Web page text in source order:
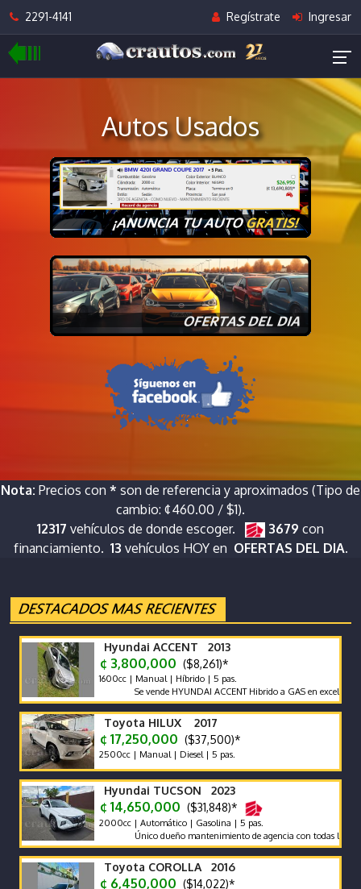
2291-4141 Regístrate Ingresar
Autos Usados
Nota: Precios con * son de referencia y aproximados (Tipo de
cambio: ¢460.00 / $1).
12317 vehículos de donde escoger. 3679 con
financiamiento. 13 vehículos HOY en OFERTAS DEL DIA.
Hyundai ACCENT 2013
¢ 3,800,000 ($8,261)*
1600cc | Manual | Híbrido | 5 pas.
Se vende HYUNDAI ACCENT Hibrido a GAS en excelente
Toyota HILUX 2017
¢ 17,250,000 ($37,500)*
2500cc | Manual | Diesel | 5 pas.
Hyundai TUCSON 2023
¢ 14,650,000 ($31,848)*
2000cc | Automático | Gasolina | 5 pas.
Único dueño mantenimiento de agencia con todas las
Toyota COROLLA 2016
¢ 6,450,000 ($14,022)*